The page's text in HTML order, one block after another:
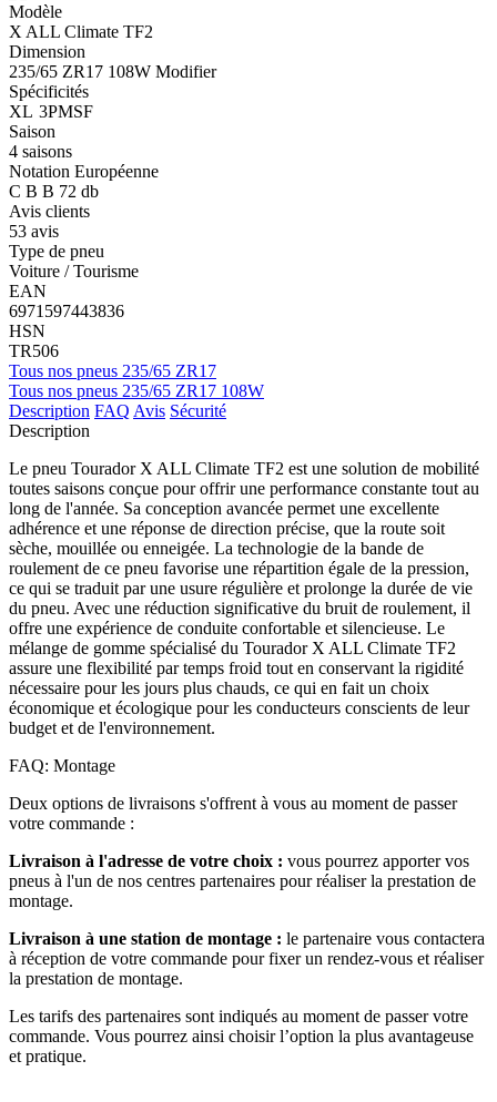
Modèle
X ALL Climate TF2
Dimension
235/65 ZR17 108W Modifier
Spécificités
XL 3PMSF
Saison
4 saisons
Notation Européenne
C B B 72 db
Avis clients
53 avis
Type de pneu
Voiture / Tourisme
EAN
6971597443836
HSN
TR506
Tous nos pneus 235/65 ZR17
Tous nos pneus 235/65 ZR17 108W
Description FAQ Avis Sécurité
Description
Le pneu Tourador X ALL Climate TF2 est une solution de mobilité
toutes saisons conçue pour offrir une performance constante tout au
long de l'année. Sa conception avancée permet une excellente
adhérence et une réponse de direction précise, que la route soit
sèche, mouillée ou enneigée. La technologie de la bande de
roulement de ce pneu favorise une répartition égale de la pression,
ce qui se traduit par une usure régulière et prolonge la durée de vie
du pneu. Avec une réduction significative du bruit de roulement, il
offre une expérience de conduite confortable et silencieuse. Le
mélange de gomme spécialisé du Tourador X ALL Climate TF2
assure une flexibilité par temps froid tout en conservant la rigidité
nécessaire pour les jours plus chauds, ce qui en fait un choix
économique et écologique pour les conducteurs conscients de leur
budget et de l'environnement.
FAQ: Montage
Deux options de livraisons s'offrent à vous au moment de passer
votre commande :
Livraison à l'adresse de votre choix : vous pourrez apporter vos
pneus à l'un de nos centres partenaires pour réaliser la prestation de
montage.
Livraison à une station de montage : le partenaire vous contactera
à réception de votre commande pour fixer un rendez-vous et réaliser
la prestation de montage.
Les tarifs des partenaires sont indiqués au moment de passer votre
commande. Vous pourrez ainsi choisir l’option la plus avantageuse
et pratique.